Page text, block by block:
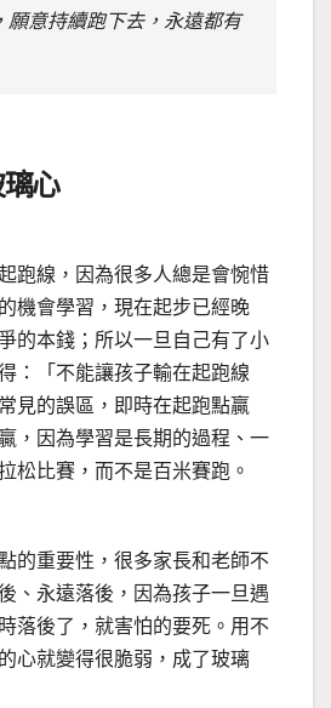
願意持續跑下去，永遠都有
心
跑線，因為很多人總是會惋惜
機會學習，現在起步已經晚
的本錢；所以一旦自己有了小
：「不能讓孩子輸在起跑線
見的誤區，即時在起跑點贏
，因為學習是長期的過程、一
松比賽，而不是百米賽跑。
的重要性，很多家長和老師不
、永遠落後，因為孩子一旦遇
落後了，就害怕的要死。用不
心就變得很脆弱，成了玻璃